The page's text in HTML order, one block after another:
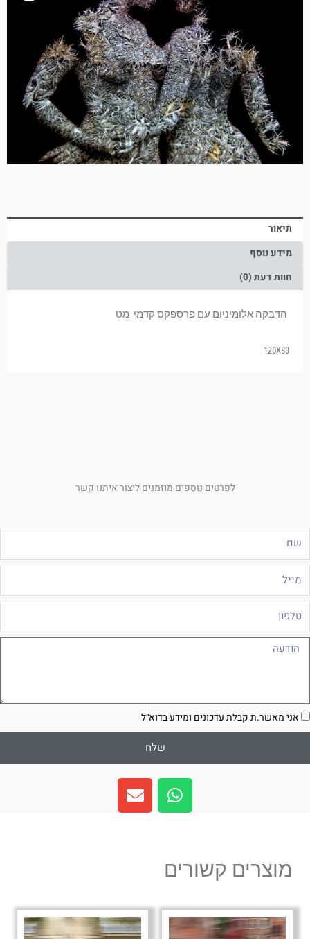
תיאור
מידע נוסף
חוות דעת (0)
הדבקה אלומיניום עם פרספקס קדמי מט
120X80
לפרטים נוספים מוזמנים ליצור איתנו קשר
אני מאשר.ת קבלת עדכונים ומידע בדוא״ל
שלח
W
h
a
a
p
E
n
v
e
מוצרים קשורים